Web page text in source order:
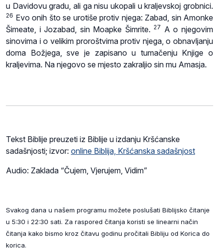
u Davidovu gradu, ali ga nisu ukopali u kraljevskoj grobnici.
26 Evo onih što se urotiše protiv njega: Zabad, sin Amonke
Šimeate, i Jozabad, sin Moapke Šimrite. 27 A o njegovim
sinovima i o velikim proroštvima protiv njega, o obnavljanju
doma Božjega, sve je zapisano u tumačenju Knjige o
kraljevima. Na njegovo se mjesto zakraljio sin mu Amasja.
Tekst Biblije preuzeti iz Biblije u izdanju Kršćanske
sadašnjosti; izvor: online Biblija, Kršćanska sadašnjost
Audio: Zaklada “Čujem, Vjerujem, Vidim”
Svakog dana u našem programu možete poslušati Biblijsko čitanje
u 5:30 i 22:30 sati. Za raspored čitanja koristi se linearni način
čitanja kako bismo kroz čitavu godinu pročitali Bibliju od Korica do
korica.